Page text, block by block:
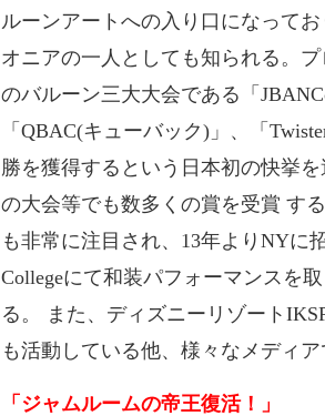
ルーンアートへの入り口になって
オニアの一人としても知られる。
のバルーン三大大会である「
「QBAC(キューバック)」、「
勝を獲得するという日本初の快挙
の大会等でも数多くの賞を受賞 す
も非常に注目され、13年よりNYに
Collegeにて和装パフォーマンスを
る。 また、ディズニーリゾート
も活動している他、様々なメディ
「ジャムルームの帝王復活！」